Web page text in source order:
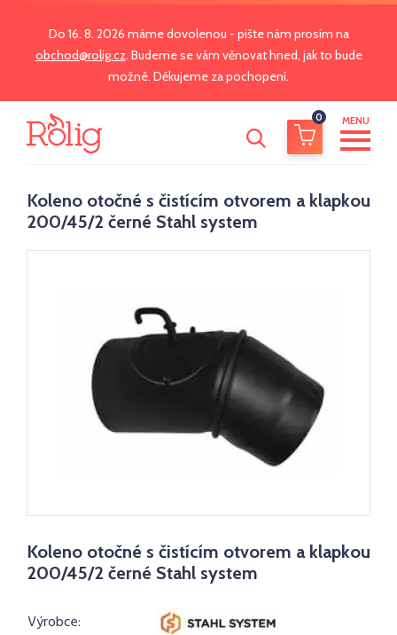
Do 16. 8. 2026 máme dovolenou - pište nám prosím na
obchod@rolig.cz. Budeme se vám věnovat hned, jak to bude
možné. Děkujeme za pochopení.
0 MENU
Koleno otočné s čistícím otvorem a klapkou
200/45/2 černé Stahl system
Koleno otočné s čistícím otvorem a klapkou
200/45/2 černé Stahl system
Výrobce: